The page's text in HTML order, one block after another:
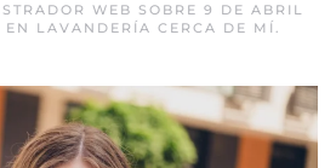
WEB SOBRE 9 DE ABRIL
LAVANDERÍA CERCA DE MÍ .